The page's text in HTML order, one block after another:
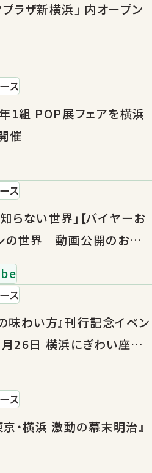
ラザ新横浜」 内オープン
ス
1組 POP展フェアを横浜
催
ス
らない世界」【バイヤーお
の世界 動画公開のお知
ス
味わい方』刊行記念イベン
26日 横浜にぎわい座で
露
ス
・横浜 激動の幕末明治』